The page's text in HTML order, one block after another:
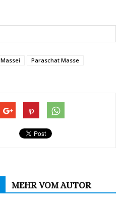
Massei
Paraschat Masse
MEHR VOM AUTOR